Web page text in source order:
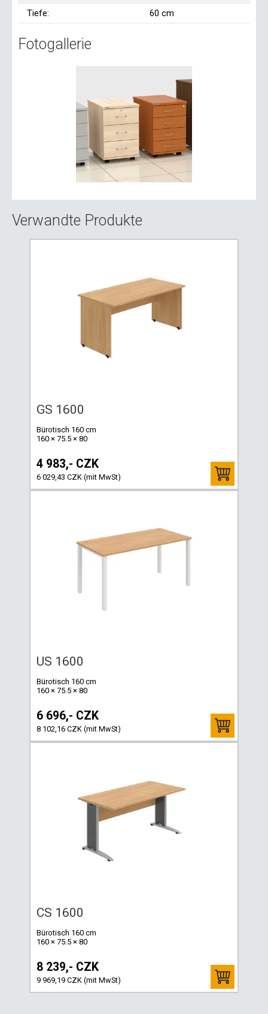
Tiefe:
60 cm
Fotogallerie
Verwandte Produkte
GS 1600
Bürotisch 160 cm
160 × 75.5 × 80
4 983,- CZK
6 029,43 CZK (mit MwSt)
US 1600
Bürotisch 160 cm
160 × 75.5 × 80
6 696,- CZK
8 102,16 CZK (mit MwSt)
CS 1600
Bürotisch 160 cm
160 × 75.5 × 80
8 239,- CZK
9 969,19 CZK (mit MwSt)